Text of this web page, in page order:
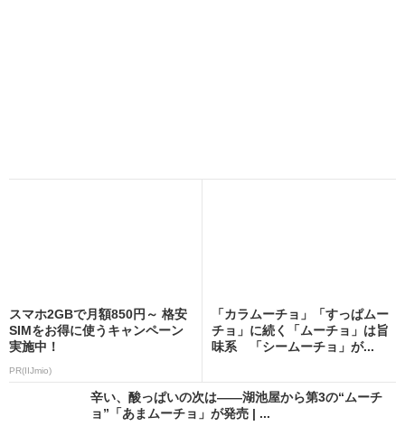
スマホ2GBで月額850円～ 格安
SIMをお得に使うキャンペーン
実施中！
PR(IIJmio)
「カラムーチョ」「すっぱムー
チョ」に続く「ムーチョ」は旨
味系 「シームーチョ」が...
辛い、酸っぱいの次は――湖池屋から第3の“ムーチ
ョ”「あまムーチョ」が発売 | ...